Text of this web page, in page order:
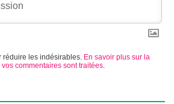
réduire les indésirables. En savoir plus sur la
commentaires sont traitées.